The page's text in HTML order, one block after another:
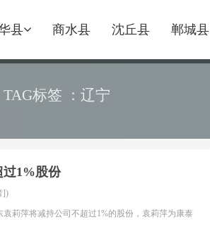
县 商水县 沈丘县 郸城县
TAG标签 ：辽宁
过1%股份
])
袁莉萍将减持公司不超过1%的股份，袁莉萍为康泰